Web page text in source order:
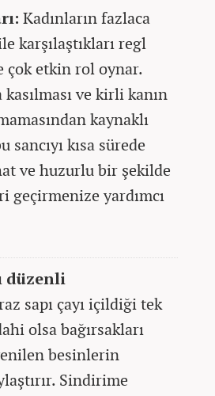
Kadınların fazlaca
karşılaştıkları regl
çok etkin rol oynar.
ve kirli kanın
kaynaklı
sancıyı kısa sürede
ve huzurlu bir şekilde
geçirmenize yardımcı
düzenli
sapı çayı içildiği tek
olsa bağırsakları
besinlerin
Sindirime